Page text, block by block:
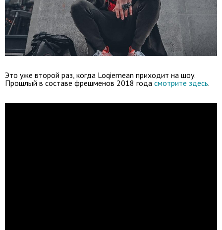
Это уже второй раз, когда Loqiemean приходит на шоу.
Прошлый в составе фрешменов 2018 года смотрите здесь.